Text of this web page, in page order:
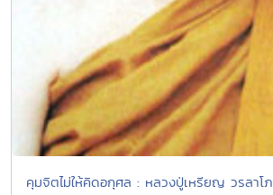
คุมจิตไม่ให้คิดอกุศล : หลวงปู่เหรียญ วรลาโภ